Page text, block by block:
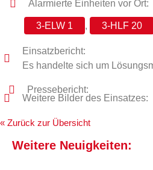
Alarmierte Einheiten vor Ort:
3-ELW 1 , 3-HLF 20
Einsatzbericht:
Es handelte sich um
Pressebericht:
Weitere Bilder des Einsatzes:
« Zurück zur Übersicht
Weitere Neuigkeiten: